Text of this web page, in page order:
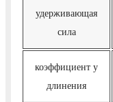
удерживающая
сила
коэффициент у
длинения